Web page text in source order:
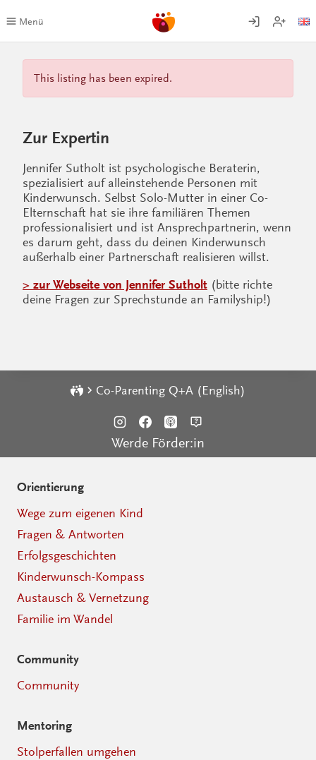
InhaltMenü
This listing has been expired.
Zur Expertin
Jennifer Sutholt ist psychologische Beraterin,
spezialisiert auf alleinstehende Personen mit
Kinderwunsch. Selbst Solo-Mutter in einer Co-
Elternschaft hat sie ihre familiären Themen
professionalisiert und ist Ansprechpartnerin, wenn
es darum geht, dass du deinen Kinderwunsch
außerhalb einer Partnerschaft realisieren willst.
> zur Webseite von Jennifer Sutholt (bitte richte
deine Fragen zur Sprechstunde an Familyship!)
Co-Parenting Q+A (English)
Werde Förder:in
Orientierung
Wege zum eigenen Kind
Fragen & Antworten
Erfolgsgeschichten
Kinderwunsch-Kompass
Austausch & Vernetzung
Familie im Wandel
Community
Community
Mentoring
Stolperfallen umgehen